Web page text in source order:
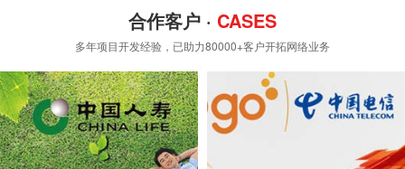
合作客户 · CASES
多年项目开发经验，已助力80000+客户开拓网络业务